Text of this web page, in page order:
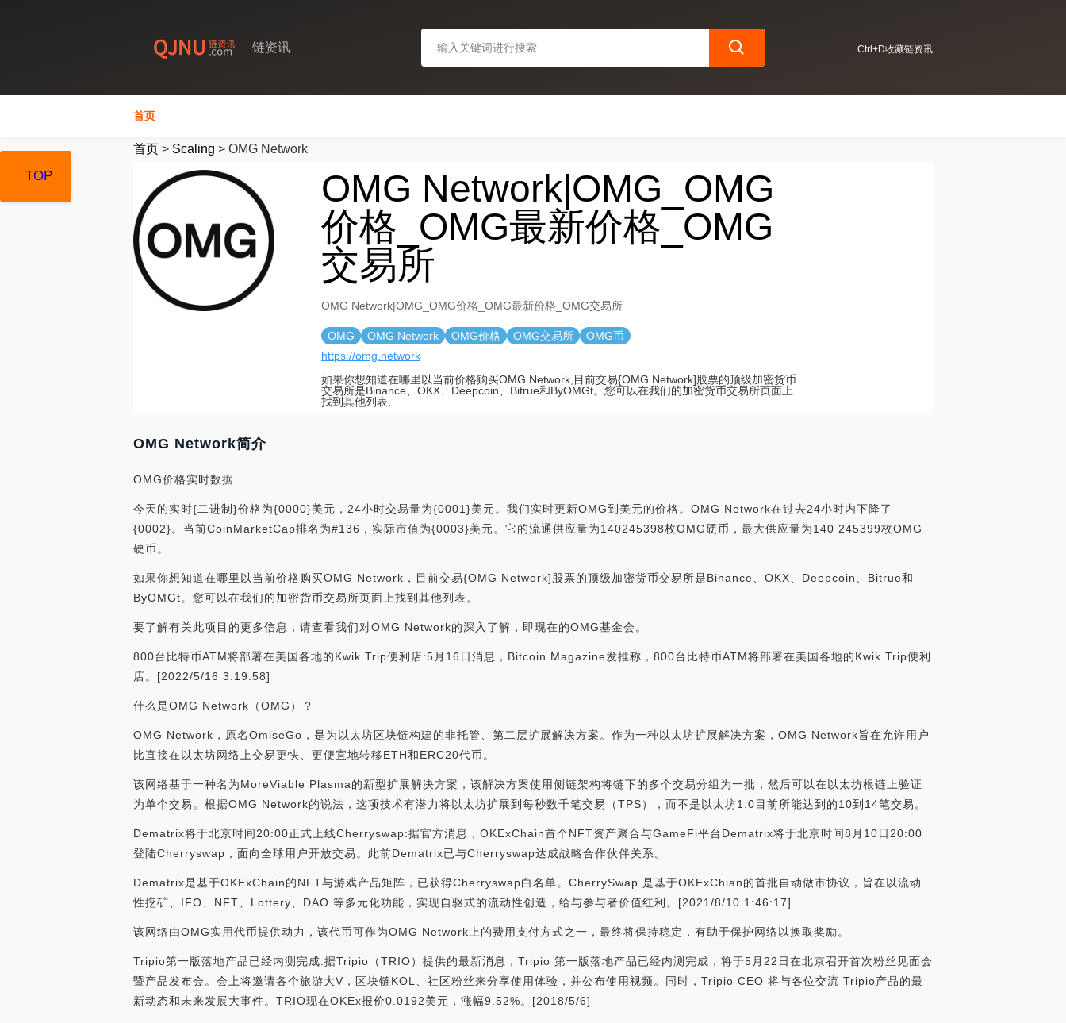
链资讯 Ctrl+D收藏链资讯
首页
首页 > Scaling > OMG Network
OMG Network|OMG_OMG
价格_OMG最新价格_OMG
交易所
OMG Network|OMG_OMG价格_OMG最新价格_OMG交易所
OMG OMG Network OMG价格 OMG交易所
OMG币
https://omg.network
如果你想知道在哪里以当前价格购买OMG Network,目前交易{OMG Network]股票的顶级加密货币
交易所是Binance、OKX、Deepcoin、Bitrue和ByOMGt。您可以在我们的加密货币交易所页面上
找到其他列表.
OMG Network简介
OMG价格实时数据
今天的实时{二进制}价格为{0000}美元，24小时交易量为{0001}美元。我们实时更新OMG到美元的价格。OMG Network在过去24小时内下降了
{0002}。当前CoinMarketCap排名为#136，实际市值为{0003}美元。它的流通供应量为140245398枚OMG硬币，最大供应量为140 245399枚OMG
硬币。
如果你想知道在哪里以当前价格购买OMG Network，目前交易{OMG Network]股票的顶级加密货币交易所是Binance、OKX、Deepcoin、Bitrue和
ByOMGt。您可以在我们的加密货币交易所页面上找到其他列表。
要了解有关此项目的更多信息，请查看我们对OMG Network的深入了解，即现在的OMG基金会。
800台比特币ATM将部署在美国各地的Kwik Trip便利店:5月16日消息，Bitcoin Magazine发推称，800台比特币ATM将部署在美国各地的Kwik Trip便利
店。[2022/5/16 3:19:58]
什么是OMG Network（OMG）？
OMG Network，原名OmiseGo，是为以太坊区块链构建的非托管、第二层扩展解决方案。作为一种以太坊扩展解决方案，OMG Network旨在允许用户
比直接在以太坊网络上交易更快、更便宜地转移ETH和ERC20代币。
该网络基于一种名为MoreViable Plasma的新型扩展解决方案，该解决方案使用侧链架构将链下的多个交易分组为一批，然后可以在以太坊根链上验证
为单个交易。根据OMG Network的说法，这项技术有潜力将以太坊扩展到每秒数千笔交易（TPS），而不是以太坊1.0目前所能达到的10到14笔交易。
Dematrix将于北京时间20:00正式上线Cherryswap:据官方消息，OKExChain首个NFT资产聚合与GameFi平台Dematrix将于北京时间8月10日20:00
登陆Cherryswap，面向全球用户开放交易。此前Dematrix已与Cherryswap达成战略合作伙伴关系。
Dematrix是基于OKExChain的NFT与游戏产品矩阵，已获得Cherryswap白名单。CherrySwap 是基于OKExChian的首批自动做市协议，旨在以流动
性挖矿、IFO、NFT、Lottery、DAO 等多元化功能，实现自驱式的流动性创造，给与参与者价值红利。[2021/8/10 1:46:17]
该网络由OMG实用代币提供动力，该代币可作为OMG Network上的费用支付方式之一，最终将保持稳定，有助于保护网络以换取奖励。
Tripio第一版落地产品已经内测完成:据Tripio（TRIO）提供的最新消息，Tripio 第一版落地产品已经内测完成，将于5月22日在北京召开首次粉丝见面会
暨产品发布会。会上将邀请各个旅游大V，区块链KOL、社区粉丝来分享使用体验，并公布使用视频。同时，Tripio CEO 将与各位交流 Tripio产品的最
新动态和未来发展大事件。TRIO现在OKEx报价0.0192美元，涨幅9.52%。[2018/5/6]
TOP
TOP
TOP